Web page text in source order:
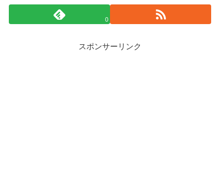
0
スポンサーリンク